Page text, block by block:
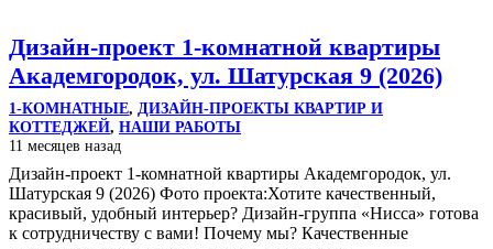
Дизайн-проект 1-комнатной квартиры
Академгородок, ул. Шатурская 9 (2026)
1-КОМНАТНЫЕ, ДИЗАЙН-ПРОЕКТЫ КВАРТИР И
КОТТЕДЖЕЙ, НАШИ РАБОТЫ
11 месяцев назад
Дизайн-проект 1-комнатной квартиры Академгородок, ул.
Шатурская 9 (2026) Фото проекта:Хотите качественный,
красивый, удобный интерьер? Дизайн-группа «Нисса» готова
к сотрудничеству с вами! Почему мы? Качественные